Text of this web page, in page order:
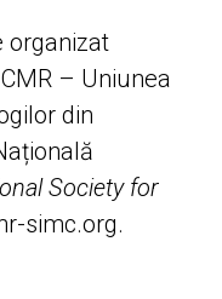
organizat
– Uniunea
din
Society for
simc.org.